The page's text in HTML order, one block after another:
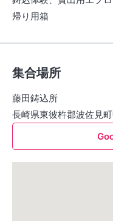
帰り用箱
集合場所
藤田鋳込所
長崎県東彼杵郡波佐見